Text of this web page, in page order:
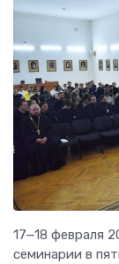
17—18 февраля
семинарии в